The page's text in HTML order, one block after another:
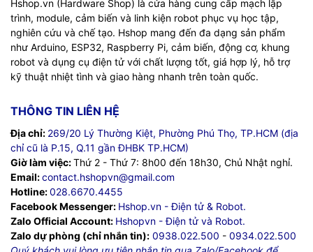
Hshop.vn (Hardware Shop) là cửa hàng cung cấp mạch lập
trình, module, cảm biến và linh kiện robot phục vụ học tập,
nghiên cứu và chế tạo. Hshop mang đến đa dạng sản phẩm
như Arduino, ESP32, Raspberry Pi, cảm biến, động cơ, khung
robot và dụng cụ điện tử với chất lượng tốt, giá hợp lý, hỗ trợ
kỹ thuật nhiệt tình và giao hàng nhanh trên toàn quốc.
THÔNG TIN LIÊN HỆ
Địa chỉ: 269/20 Lý Thường Kiệt, Phường Phú Thọ, TP.HCM (địa
chỉ cũ là P.15, Q.11 gần ĐHBK TP.HCM)
Giờ làm việc:Thứ 2 - Thứ 7: 8h00 đến 18h30, Chủ Nhật nghỉ.
Email:contact.hshopvn@gmail.com
Hotline:028.6670.4455
Facebook Messenger: Hshop.vn - Điện tử & Robot.
Zalo Official Account: Hshopvn - Điện tử và Robot.
Zalo dự phòng (chỉ nhắn tin): 0938.022.500 - 0934.022.500